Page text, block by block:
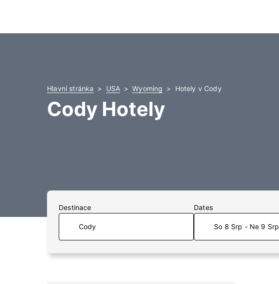
Hlavní stránka USA Wyoming Hotely v Cody
Cody Hotely
Destinace Dates
So 8 Srp - Ne 9 Srp